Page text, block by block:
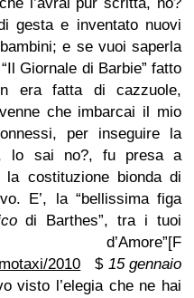
gesta e inventato nuovi
e se vuoi saperla
Giornale di Barbie” fatto
era fatta di cazzuole,
che imbarcai il mio
per inseguire la
lo sai no?, fu presa a
costituzione bionda di
E’, la “bellissima figa
di Barthes”, tra i tuoi
[F
2010 $ 15 gennaio
visto l’elegia che ne hai